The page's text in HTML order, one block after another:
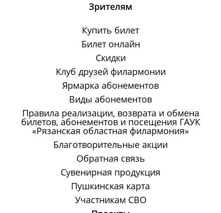
Зрителям
Купить билет
Билет онлайн
Скидки
Клуб друзей филармонии
Ярмарка абонементов
Виды абонементов
Правила реализации, возврата и обмена
билетов, абонементов и посещения ГАУК
«Рязанская областная филармония»
Благотворительные акции
Обратная связь
Сувенирная продукция
Пушкинская карта
Участникам СВО